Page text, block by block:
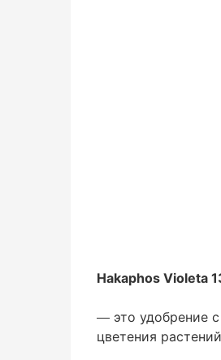
Hakaphos Violeta
— это удобрение
цветения